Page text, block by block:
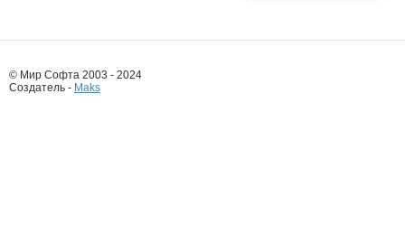
© Мир Софта 2003 - 2024
Создатель - Maks